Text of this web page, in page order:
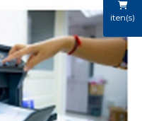
iten(s)